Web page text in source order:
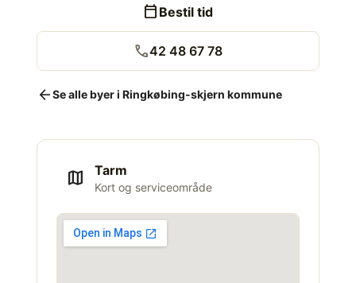
calendar_today Bestil tid
call42 48 67 78
arrow_backSe alle byer i Ringkøbing-skjern kommune
map Tarm
Kort og serviceområde